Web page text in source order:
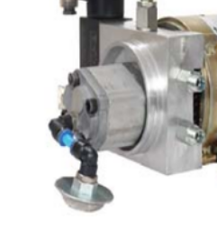
Image